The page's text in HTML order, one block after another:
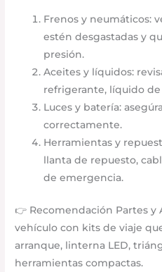
Frenos y neumáticos:
estén desgastadas y
presión.
Aceites y líquidos:
refrigerante, líquido
Luces y batería:
correctamente.
Herramientas y
llanta de repuesto,
de emergencia.
👉 Recomendación Partes y
vehículo con kits de viaje
arranque, linterna LED,
herramientas compactas.